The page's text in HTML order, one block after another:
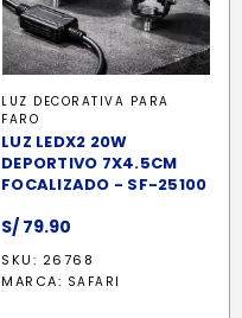
LUZ DECORATIVA PARA
FARO
LUZ LEDX2 20W
DEPORTIVO 7X4.5CM
FOCALIZADO - SF-25100
S/ 79.90
SKU: 26768
MARCA: SAFARI